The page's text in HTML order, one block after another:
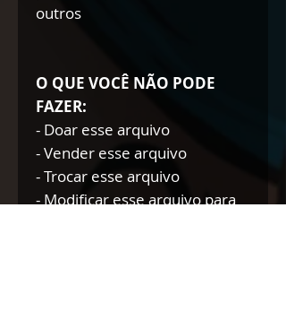
outros
O QUE VOCÊ NÃO PODE
FAZER:
- Doar esse arquivo
- Vender esse arquivo
- Trocar esse arquivo
- Modificar esse arquivo para